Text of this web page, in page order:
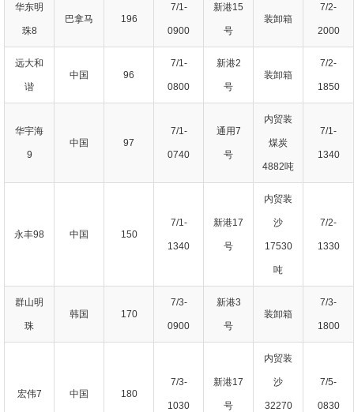
华东明
珠8
巴拿马 196
7/1-
0900
新港15
号
装卸箱
7/2-
2000
远大和
谐
中国 96
7/1-
0800
新港2
号
装卸箱
7/2-
1850
华宇海
9
中国 97
7/1-
0740
通用7
号
内贸装
煤炭
4882吨
7/1-
1340
永丰98 中国 150
7/1-
1340
新港17
号
内贸装
沙
17530
吨
7/2-
1330
群山明
珠
韩国 170
7/3-
0900
新港3
号
装卸箱
7/3-
1800
宏伟7 中国 180
7/3-
1030
新港17
号
内贸装
沙
32270
7/5-
0830